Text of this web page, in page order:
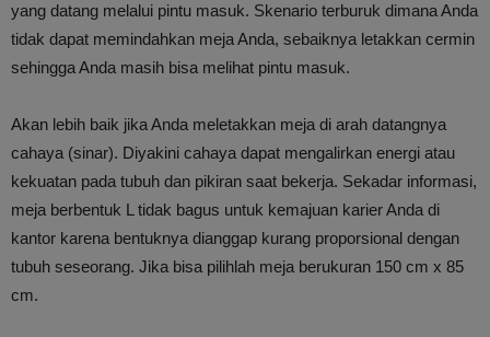
yang datang melalui pintu masuk. Skenario terburuk dimana Anda
tidak dapat memindahkan meja Anda, sebaiknya letakkan cermin
sehingga Anda masih bisa melihat pintu masuk.
Akan lebih baik jika Anda meletakkan meja di arah datangnya
cahaya (sinar). Diyakini cahaya dapat mengalirkan energi atau
kekuatan pada tubuh dan pikiran saat bekerja. Sekadar informasi,
meja berbentuk L tidak bagus untuk kemajuan karier Anda di
kantor karena bentuknya dianggap kurang proporsional dengan
tubuh seseorang. Jika bisa pilihlah meja berukuran 150 cm x 85
cm.